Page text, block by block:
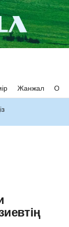
Жанжал